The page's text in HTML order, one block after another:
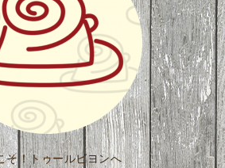
そ！トゥールビヨンへ